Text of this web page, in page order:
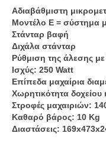
Αδιαβάθμιστη
Μοντέλο E = σύστημα
Στάνταρ βαφή
Διχάλα στάνταρ
Ρύθμιση της άλεσης με
Ισχύς: 250 Watt
Επίπεδα μαχαίρια
Χωρητικότητα
Στροφές μαχαιριών:
Καθαρό βάρος: 10 Kg
Διαστάσεις: